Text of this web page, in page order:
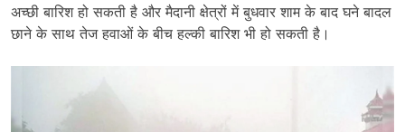
अच्छी बारिश हो सकती है और मैदानी क्षेत्रों में बुधवार शाम के बाद घने बादल
छाने के साथ तेज हवाओं के बीच हल्की बारिश भी हो सकती है।